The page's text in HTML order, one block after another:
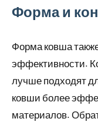
Форма и
Форма ковша
эффективности.
лучше подходят
ковши более
материалов.